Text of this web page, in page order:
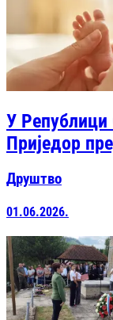
У Републици
Приједор
Друштво
01.06.2026.